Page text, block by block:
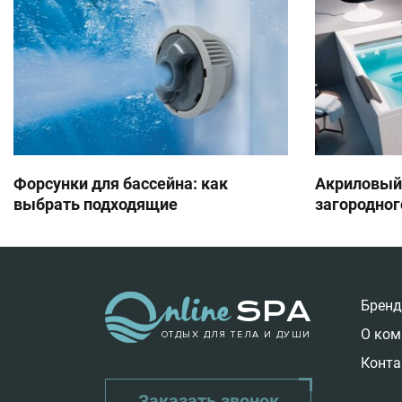
Форсунки для бассейна: как
выбрать подходящие
ОТДЫХ ДЛЯ ТЕЛА И ДУШИ
О